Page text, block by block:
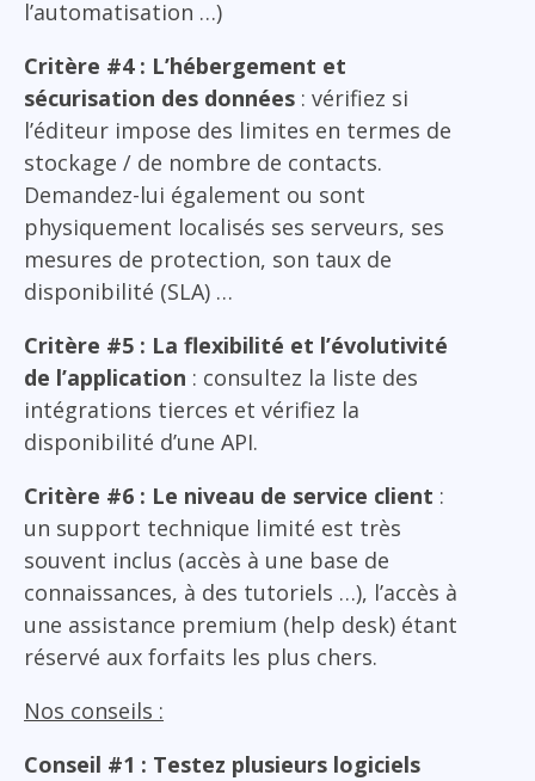
l’automatisation …)
Critère #4 : L’hébergement et
sécurisation des données : vérifiez si
l’éditeur impose des limites en termes de
stockage / de nombre de contacts.
Demandez-lui également ou sont
physiquement localisés ses serveurs, ses
mesures de protection, son taux de
disponibilité (SLA) …
Critère #5 : La flexibilité et l’évolutivité
de l’application : consultez la liste des
intégrations tierces et vérifiez la
disponibilité d’une API.
Critère #6 : Le niveau de service client :
un support technique limité est très
souvent inclus (accès à une base de
connaissances, à des tutoriels …), l’accès à
une assistance premium (help desk) étant
réservé aux forfaits les plus chers.
Nos conseils :
Conseil #1 : Testez plusieurs logiciels